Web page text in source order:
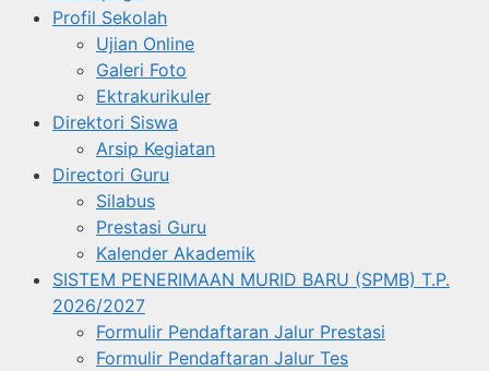
Profil Sekolah
Ujian Online
Galeri Foto
Ektrakurikuler
Direktori Siswa
Arsip Kegiatan
Directori Guru
Silabus
Prestasi Guru
Kalender Akademik
SISTEM PENERIMAAN MURID BARU (SPMB) T.P.
2026/2027
Formulir Pendaftaran Jalur Prestasi
Formulir Pendaftaran Jalur Tes